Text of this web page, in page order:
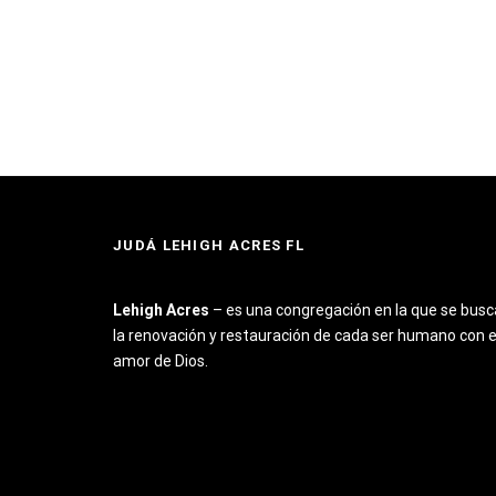
JUDÁ LEHIGH ACRES FL
Lehigh Acres – es una congregación en la que se
la renovación y restauración de cada ser humano con
amor de Dios.